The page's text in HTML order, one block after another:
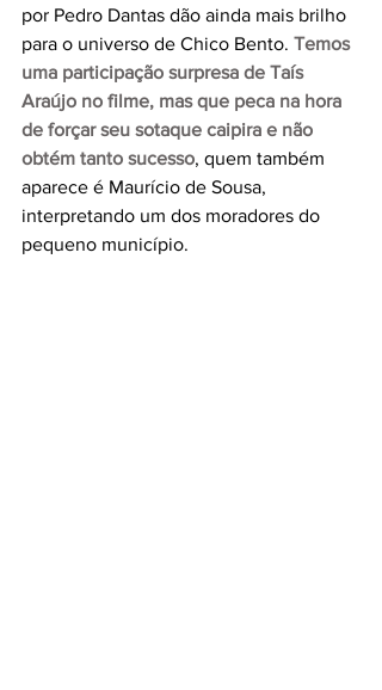
por Pedro Dantas dão ainda mais brilho
para o universo de Chico Bento. Temos
uma participação surpresa de Taís
Araújo no filme, mas que peca na hora
de forçar seu sotaque caipira e não
obtém tanto sucesso, quem também
aparece é Maurício de Sousa,
interpretando um dos moradores do
pequeno município.